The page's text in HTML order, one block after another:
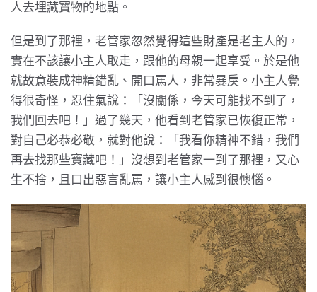
人去埋藏寶物的地點。
但是到了那裡，老管家忽然覺得這些財產是老主人的，
實在不該讓小主人取走，跟他的母親一起享受。於是他
就故意裝成神精錯亂、開口罵人，非常暴戾。小主人覺
得很奇怪，忍住氣說：「沒關係，今天可能找不到了，
我們回去吧！」過了幾天，他看到老管家已恢復正常，
對自己必恭必敬，就對他說：「我看你精神不錯，我們
再去找那些寶藏吧！」沒想到老管家一到了那裡，又心
生不捨，且口出惡言亂罵，讓小主人感到很懊惱。